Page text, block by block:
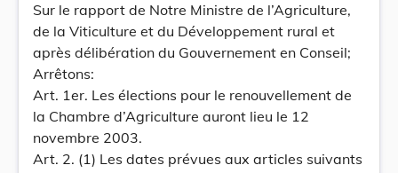
Sur le rapport de Notre Ministre de l’Agriculture,
de la Viticulture et du Développement rural et
après délibération du Gouvernement en Conseil;
Arrêtons:
Art. 1er. Les élections pour le renouvellement de
la Chambre d’Agriculture auront lieu le 12
novembre 2003.
Art. 2. (1) Les dates prévues aux articles suivants